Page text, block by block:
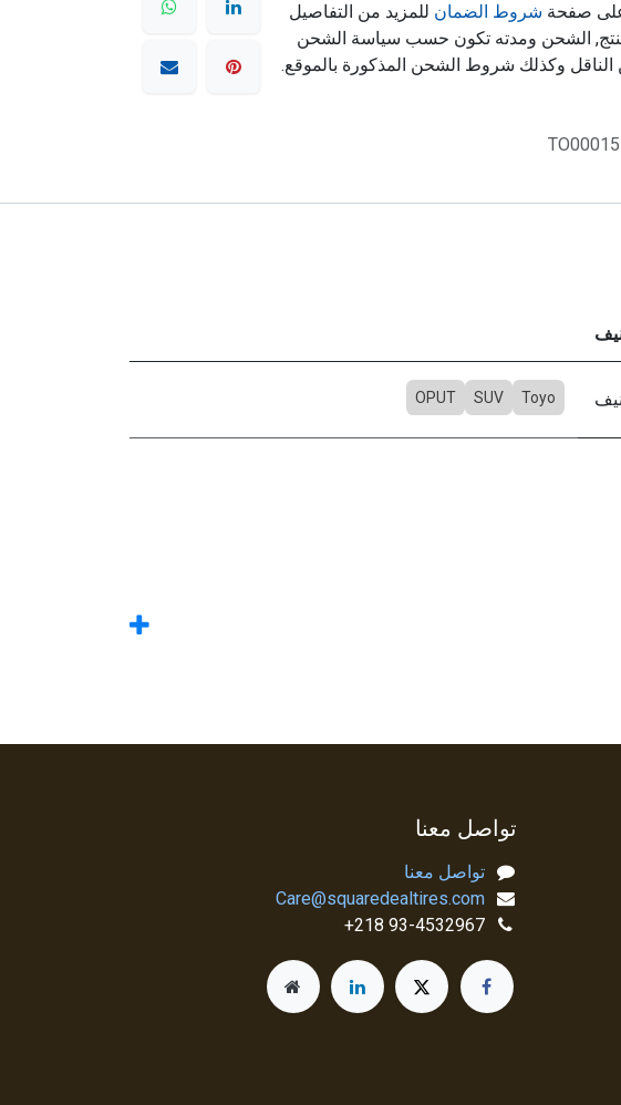
صفحة شروط الضمان للمزيد من التفاصيل
الشحن ومدته تكون حسب سياسة الشحن
الناقل وكذلك شروط الشحن المذكورة بالموقع.
Toyo
SUV
OPUT
تواصل معنا
تواصل معنا
Care@squaredealtires.com
93-4532967 218+